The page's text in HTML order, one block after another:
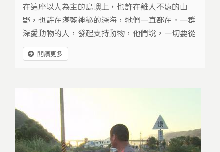
在這座以人為主的島嶼上，也許在離人不遠的山
野，也許在湛藍神秘的深海，牠們一直都在。一群
深愛動物的人，發起支持動物，他們說，一切要從
理解開始…
閱讀更多